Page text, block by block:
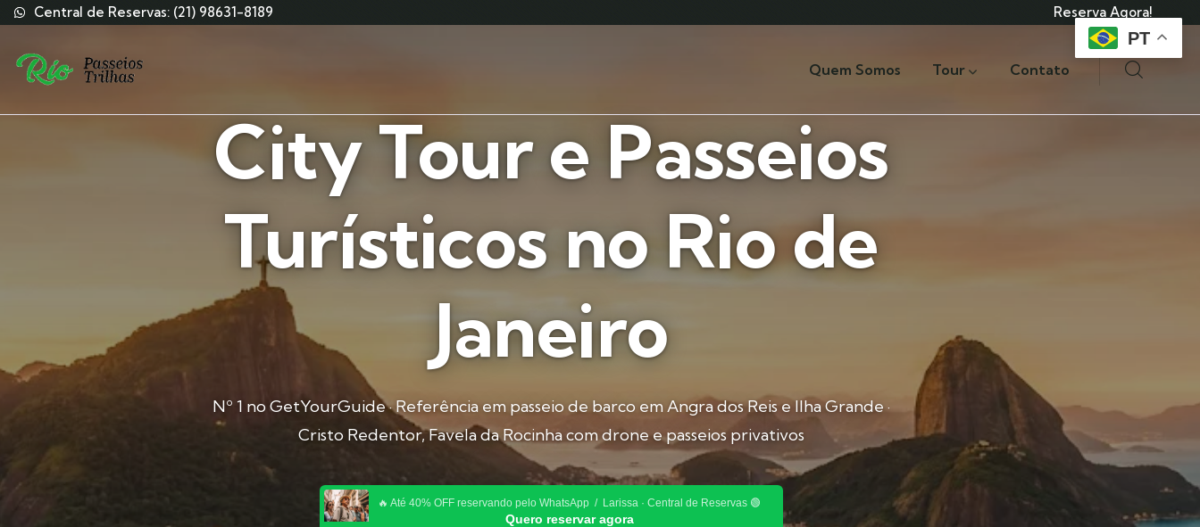
Central de Reservas: (21) 98631-8189 Reserva Agora!
Quem Somos Tour Contato
City Tour e Passeios
Turísticos no Rio de
Janeiro
Nº 1 no GetYourGuide · Referência em passeio de barco em Angra dos Reis e Ilha Grande ·
Cristo Redentor, Favela da Rocinha com drone e passeios privativos
🔥 Até 40% OFF reservando pelo WhatsApp / Larissa · Central de Reservas 🟢
Quero reservar agora
PT